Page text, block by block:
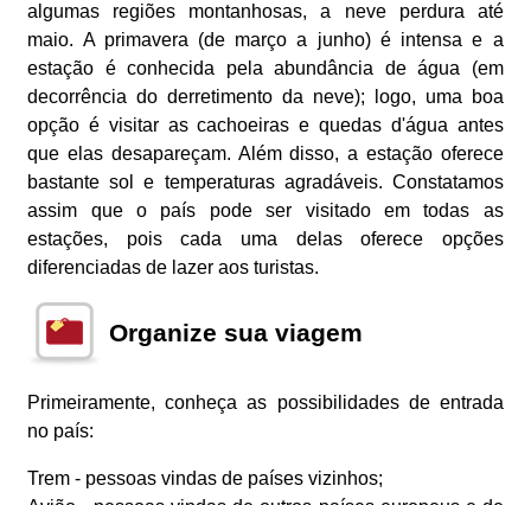
algumas regiões montanhosas, a neve perdura até
maio. A primavera (de março a junho) é intensa e a
estação é conhecida pela abundância de água (em
decorrência do derretimento da neve); logo, uma boa
opção é visitar as cachoeiras e quedas d'água antes
que elas desapareçam. Além disso, a estação oferece
bastante sol e temperaturas agradáveis. Constatamos
assim que o país pode ser visitado em todas as
estações, pois cada uma delas oferece opções
diferenciadas de lazer aos turistas.
Organize sua viagem
Primeiramente, conheça as possibilidades de entrada
no país:
Trem - pessoas vindas de países vizinhos;